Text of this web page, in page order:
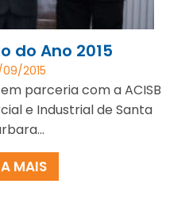
do Ano 2015
2015
parceria com a ACISB
e Industrial de Santa
MAIS